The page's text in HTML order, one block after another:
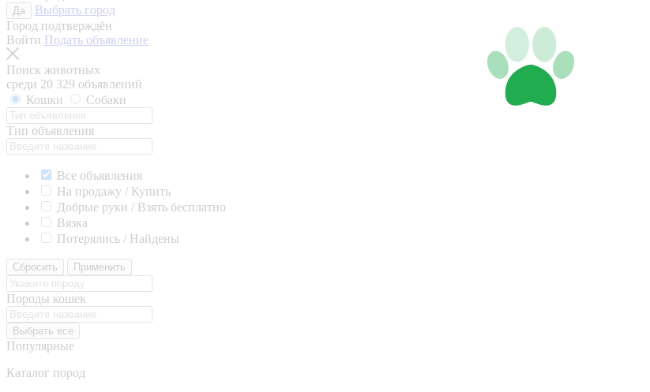
Да
Выбрать город
Город подтверждён
Войти Подать объявление
Поиск животных
среди 20 329 объявлений
Кошки
Собаки
Тип объявления
Все объявления
На продажу / Купить
Добрые руки / Взять бесплатно
Вязка
Потерялись / Найдены
Сбросить Применить
Породы кошек
Выбрать все
Популярные
Каталог пород